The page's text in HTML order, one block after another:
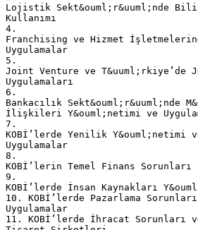
Lojistik Sekt&ouml;r&uuml;nde
Kullanımı
4.
Franchising ve Hizmet
Uygulamalar
5.
Joint Venture ve T&uuml;rkiye’de
Uygulamaları
6.
Bankacılık Sekt&ouml;r&uuml;nde
İlişkileri Y&ouml;netimi ve
7.
KOBİ’lerde Yenilik Y&ouml;netimi
Uygulamalar
8.
KOBİ’lerin Temel Finans Sorunları
9.
KOBİ’lerde İnsan Kaynakları
10. KOBİ’lerde Pazarlama
Uygulamalar
11. KOBİ’lerde İhracat Sorunları